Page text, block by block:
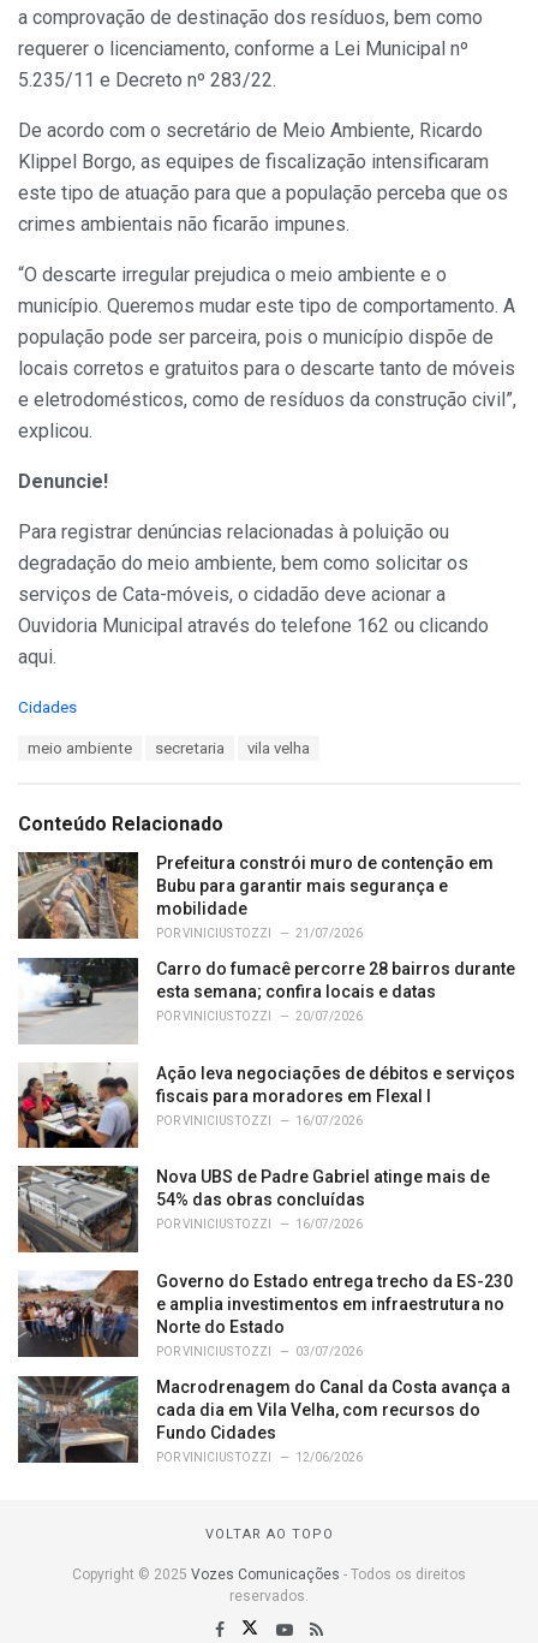
a comprovação de destinação dos resíduos, bem como
requerer o licenciamento, conforme a Lei Municipal nº
5.235/11 e Decreto nº 283/22.
De acordo com o secretário de Meio Ambiente, Ricardo
Klippel Borgo, as equipes de fiscalização intensificaram
este tipo de atuação para que a população perceba que os
crimes ambientais não ficarão impunes.
“O descarte irregular prejudica o meio ambiente e o
município. Queremos mudar este tipo de comportamento. A
população pode ser parceira, pois o município dispõe de
locais corretos e gratuitos para o descarte tanto de móveis
e eletrodomésticos, como de resíduos da construção civil”,
explicou.
Denuncie!
Para registrar denúncias relacionadas à poluição ou
degradação do meio ambiente, bem como solicitar os
serviços de Cata-móveis, o cidadão deve acionar a
Ouvidoria Municipal através do telefone 162 ou clicando
aqui.
C
o
r
i
e
s
Cidades
:
meio ambiente secretaria vila velha
Conteúdo Relacionado
Prefeitura constrói muro de contenção em
Bubu para garantir mais segurança e
mobilidade
PORVINICIUS TOZZI 21/07/2026
Carro do fumacê percorre 28 bairros durante
esta semana; confira locais e datas
PORVINICIUS TOZZI 20/07/2026
Ação leva negociações de débitos e serviços
fiscais para moradores em Flexal I
PORVINICIUS TOZZI 16/07/2026
Nova UBS de Padre Gabriel atinge mais de
54% das obras concluídas
PORVINICIUS TOZZI 16/07/2026
Governo do Estado entrega trecho da ES-230
e amplia investimentos em infraestrutura no
Norte do Estado
PORVINICIUS TOZZI 03/07/2026
Macrodrenagem do Canal da Costa avança a
cada dia em Vila Velha, com recursos do
Fundo Cidades
PORVINICIUS TOZZI 12/06/2026
VOLTAR AO TOPO
Copyright © 2025 Vozes Comunicações - Todos os direitos
reservados.